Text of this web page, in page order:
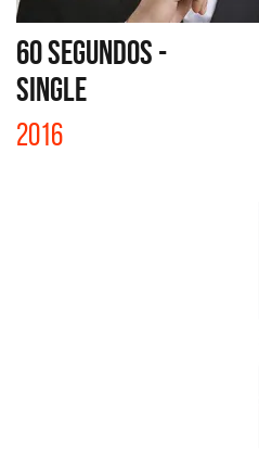
60 SEGUNDOS -
SINGLE
2016